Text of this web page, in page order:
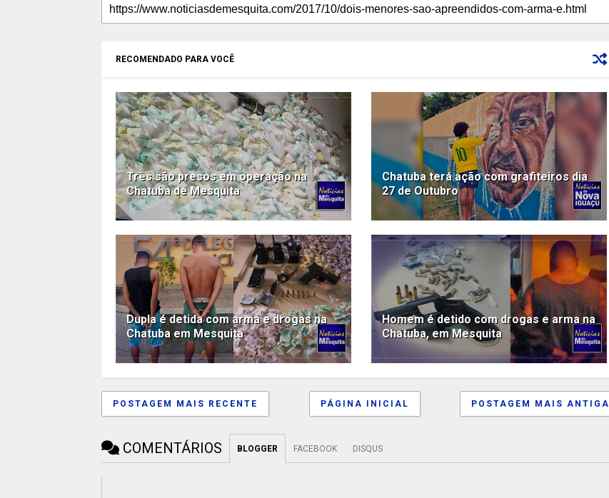
RECOMENDADO PARA VOCÊ
Três são presos em operação na
Chatuba de Mesquita
Chatuba terá ação com grafiteiros dia
27 de Outubro
Dupla é detida com arma e drogas na
Chatuba em Mesquita
Homem é detido com drogas e arma na
Chatuba, em Mesquita
POSTAGEM MAIS RECENTE POSTAGEM MAIS ANTIGA
PÁGINA INICIAL
COMENTÁRIOS BLOGGER FACEBOOK DISQUS